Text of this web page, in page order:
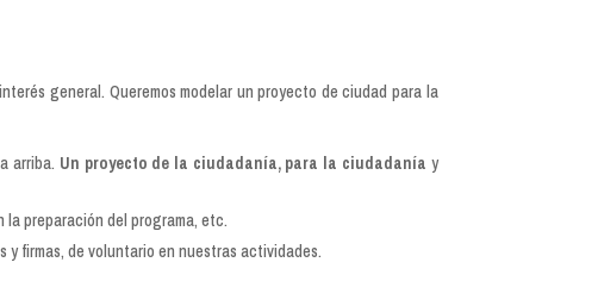
general. Queremos modelar un proyecto de ciudad para la
arriba. Un proyecto de la ciudadanía, para la ciudadanía y
la preparación del programa, etc.
y firmas, de voluntario en nuestras actividades.